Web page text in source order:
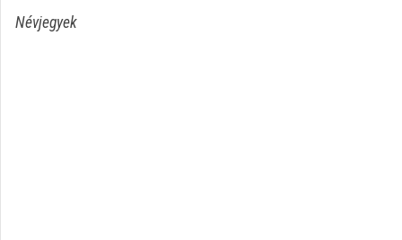
Intézményi felfedezés
Névjegyek